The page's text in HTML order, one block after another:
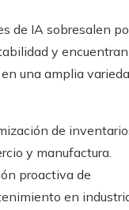
de IA sobresalen
y encuentran
una amplia
de
y manufactura.
proactiva de
en